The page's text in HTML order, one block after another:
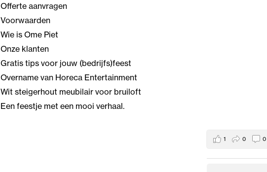
Offerte aanvragen
Voorwaarden
Wie is Ome Piet
Onze klanten
Gratis tips voor jouw (bedrijfs)feest
Overname van Horeca Entertainment
Wit steigerhout meubilair voor bruiloft
Een feestje met een mooi verhaal.
1 0 0